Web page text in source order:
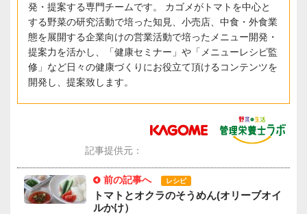
発・提案する専門チームです。 カゴメがトマトを中心と
する野菜の研究活動で培った知見、小売店、中食・外食業
態を展開する企業向けの営業活動で培ったメニュー開発・
提案力を活かし、「健康セミナー」や「メニューレシピ監
修」など日々の健康づくりにお役立て頂けるコンテンツを
開発し、提案致します。
記事提供元：
前の記事へ レシピ
トマトとオクラのそうめん(オリーブオイ
ルかけ）